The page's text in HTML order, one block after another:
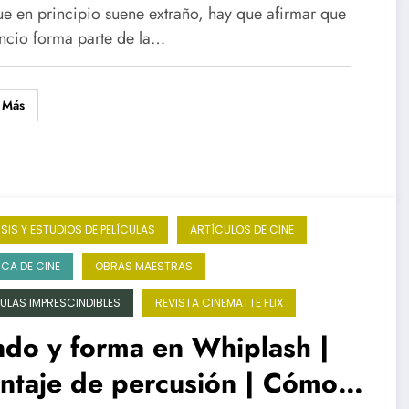
De Hitchcock a Kar-wai
en principio suene extraño, hay que afirmar que
forma parte de la…
Y ESTUDIOS DE PELÍCULAS ARTÍCULOS DE CINE
DE CINE OBRAS MAESTRAS
IMPRESCINDIBLES REVISTA CINEMATTE FLIX
y forma en Whiplash |
de percusión | Cómo